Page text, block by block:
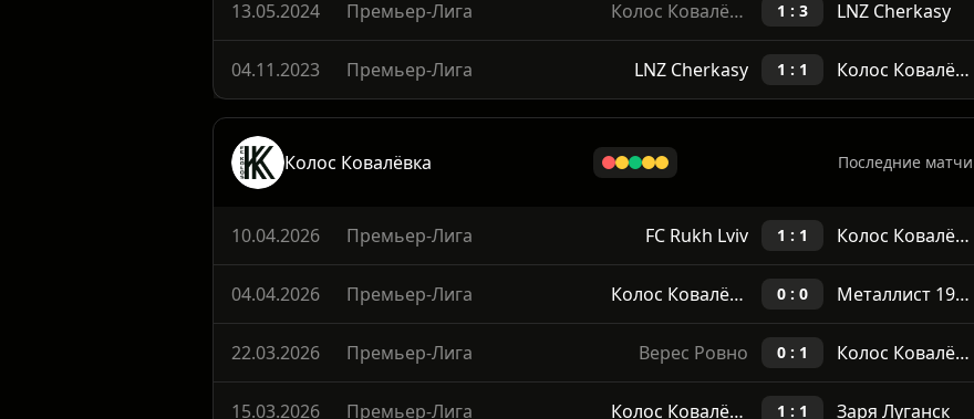
1 : 1
1 : 3
04.11.2023 LNZ Cherkasy
Колос Ковалёвка Последние матчи
1 : 1
0 : 0